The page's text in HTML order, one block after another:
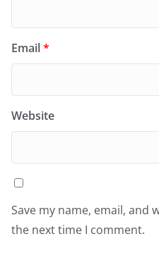
Email*
Website
Save my name, email, and
the next time I comment.